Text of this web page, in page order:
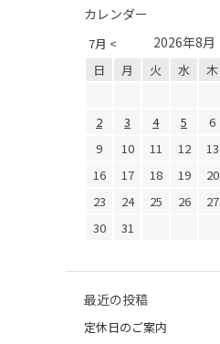
カレンダー
7月 < 2026年8月
日 月 火 水 木
2
3 4 5 6
9
10 11 12 13
16
17 18 19 20
23
24 25 26 27
30
31
最近の投稿
定休日のご案内